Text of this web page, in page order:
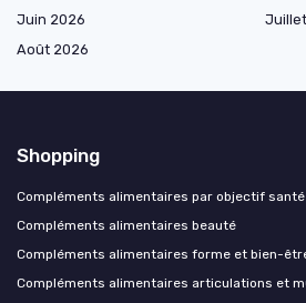
Juin 2026
Août 2026
Shopping
Compléments alimentaires par objectif santé
Compléments alimentaires beauté
Compléments alimentaires forme et bien-
Compléments alimentaires articulations et